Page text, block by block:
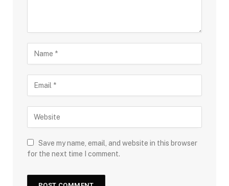
Save my name, email, and website in this browser
for the next time I comment.